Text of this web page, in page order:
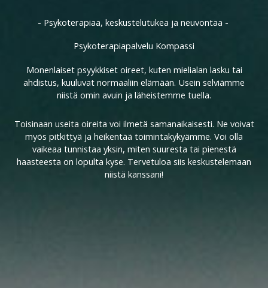
- Psykoterapiaa, keskustelutukea ja neuvontaa - ​
Psykoterapiapalvelu Kompassi​
Monenlaiset psyykkiset oireet, kuten mielialan lasku tai
ahdistus, kuuluvat normaaliin elämään. Usein selviämme
niistä omin avuin ja läheistemme tuella.
Toisinaan useita oireita voi ilmetä samanaikaisesti. Ne voivat
myös pitkittyä ja heikentää toimintakykyämme. Voi olla
vaikeaa tunnistaa yksin, miten suuresta tai pienestä
haasteesta on lopulta kyse. Tervetuloa siis keskustelemaan
niistä kanssani!